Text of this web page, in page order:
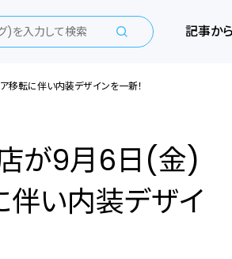
記事か
移転に伴い内装デザインを一新！
店が9月6日(金)
伴い内装デザイ